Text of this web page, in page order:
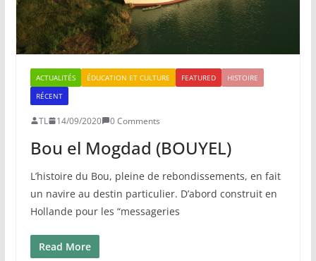
ACTUALITÉS ÉDUCATION ET CULTURE FEATURED
HISTOIRE
RÉCENT
TL 14/09/2020 0 Comments
Bou el Mogdad (BOUYEL)
L’histoire du Bou, pleine de rebondissements, en fait
un navire au destin particulier. D’abord construit en
Hollande pour les “messageries
Read More